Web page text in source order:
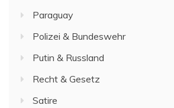
Paraguay
Polizei & Bundeswehr
Putin & Russland
Recht & Gesetz
Satire